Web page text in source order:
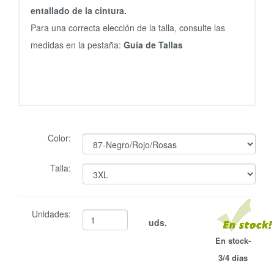
entallado de la cintura.
Para una correcta elección de la talla, consulte las
medidas en la pestaña: Guía de Tallas
Color:
Talla:
Unidades:
uds.
En stock-
3/4 días